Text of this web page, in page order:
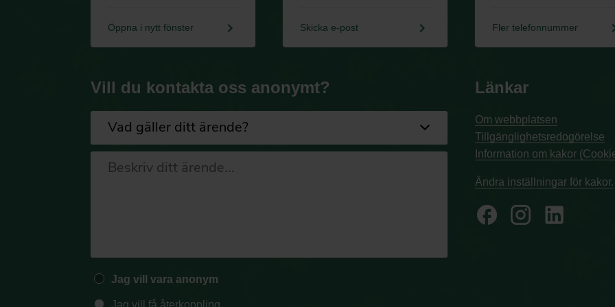
Öppna i nytt fönster keyboard_arrow_right Skicka e-post keyboard_arrow_right Fler telefonnummer
Vill du kontakta oss anonymt?
Jag vill vara anonym
Jag vill få återkoppling
Länkar
Om webbplatsen
Tillgänglighetsredogörelse
Information om kakor
Ändra inställningar för kakor.
facebook